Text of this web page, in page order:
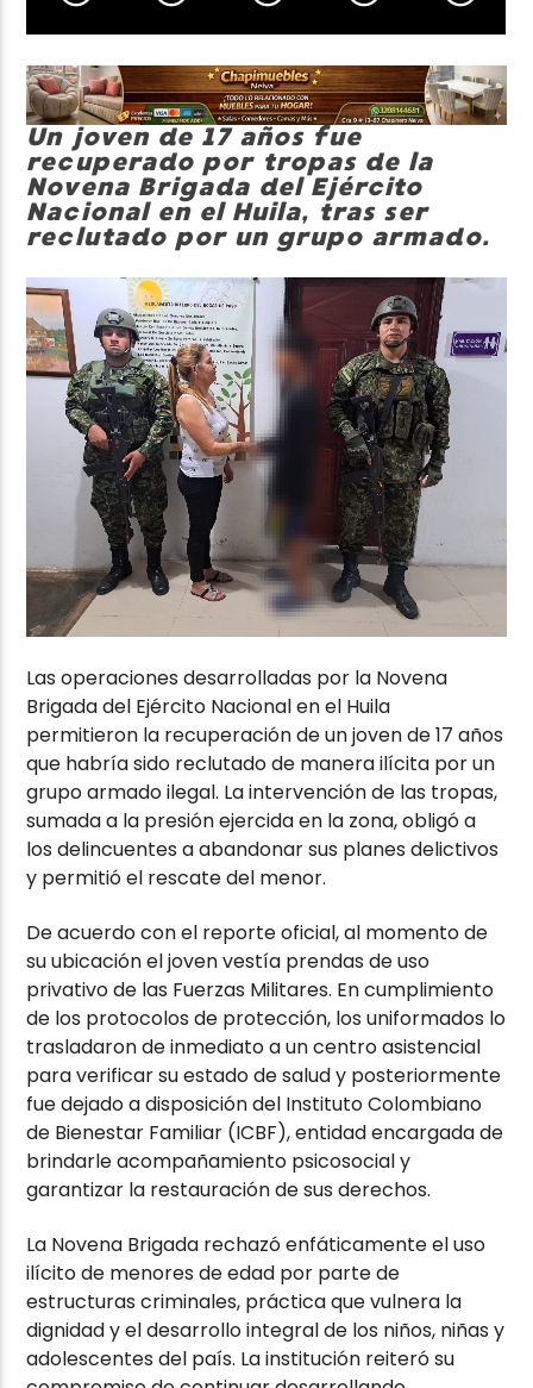
Neiva Estereo
Un joven de 17 años fue
recuperado por tropas de la
Novena Brigada del Ejército
Nacional en el Huila, tras ser
reclutado por un grupo armado.
Las operaciones desarrolladas por la Novena
Brigada del Ejército Nacional en el Huila
permitieron la recuperación de un joven de 17 años
que habría sido reclutado de manera ilícita por un
grupo armado ilegal. La intervención de las tropas,
sumada a la presión ejercida en la zona, obligó a
los delincuentes a abandonar sus planes delictivos
y permitió el rescate del menor.
De acuerdo con el reporte oficial, al momento de
su ubicación el joven vestía prendas de uso
privativo de las Fuerzas Militares. En cumplimiento
de los protocolos de protección, los uniformados lo
trasladaron de inmediato a un centro asistencial
para verificar su estado de salud y posteriormente
fue dejado a disposición del Instituto Colombiano
de Bienestar Familiar (ICBF), entidad encargada de
brindarle acompañamiento psicosocial y
garantizar la restauración de sus derechos.
La Novena Brigada rechazó enfáticamente el uso
ilícito de menores de edad por parte de
estructuras criminales, práctica que vulnera la
dignidad y el desarrollo integral de los niños, niñas y
adolescentes del país. La institución reiteró su